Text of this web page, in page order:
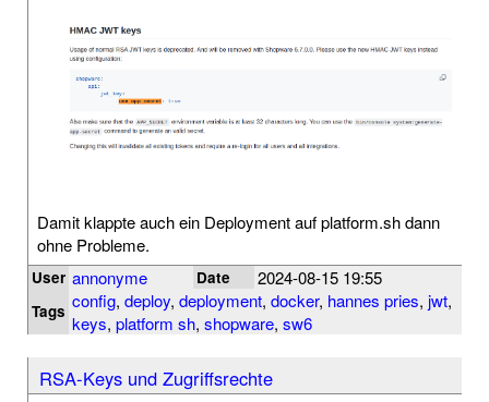
Damit klappte auch ein Deployment auf platform.sh dann
ohne Probleme.
User annonyme Date 2024-08-15 19:55
Tags config, deploy, deployment, docker, hannes pries, jwt,
keys, platform sh, shopware, sw6
RSA-Keys und Zugriffsrechte